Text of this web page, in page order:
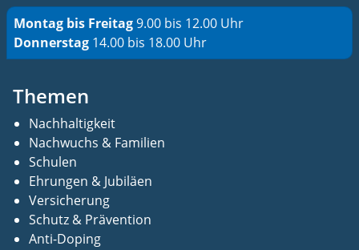
Montag bis Freitag9.00 bis 12.00 Uhr
Donnerstag 14.00 bis 18.00 Uhr
Themen
Nachhaltigkeit
Nachwuchs & Familien
Schulen
Ehrungen & Jubiläen
Versicherung
Schutz & Prävention
Anti-Doping